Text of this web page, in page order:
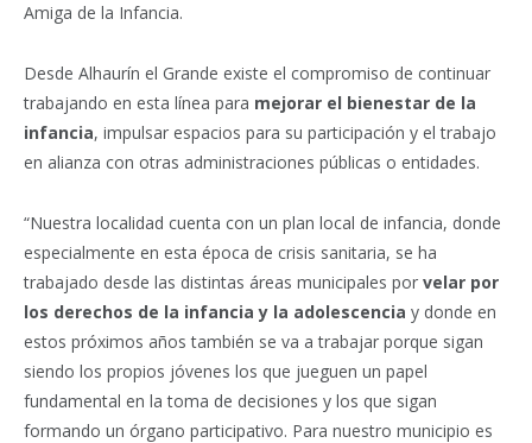
Amiga de la Infancia.
Desde Alhaurín el Grande existe el compromiso de continuar
trabajando en esta línea para mejorar el bienestar de la
infancia, impulsar espacios para su participación y el trabajo
en alianza con otras administraciones públicas o entidades.
“Nuestra localidad cuenta con un plan local de infancia, donde
especialmente en esta época de crisis sanitaria, se ha
trabajado desde las distintas áreas municipales por velar por
los derechos de la infancia y la adolescencia y donde en
estos próximos años también se va a trabajar porque sigan
siendo los propios jóvenes los que jueguen un papel
fundamental en la toma de decisiones y los que sigan
formando un órgano participativo. Para nuestro municipio es